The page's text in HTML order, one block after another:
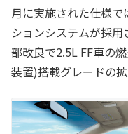
月に実施された仕様
ションシステムが採
部改良で2.5L FF車の
装置)搭載グレードの